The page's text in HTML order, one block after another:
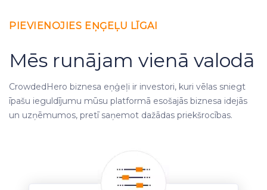
PIEVIENOJIES EŅĢEĻU LĪGAI
Mēs runājam vienā valodā
CrowdedHero biznesa eņģeļi ir investori, kuri vēlas sniegt
īpašu ieguldījumu mūsu platformā esošajās biznesa idejās
un uzņēmumos, pretī saņemot dažādas priekšrocības.